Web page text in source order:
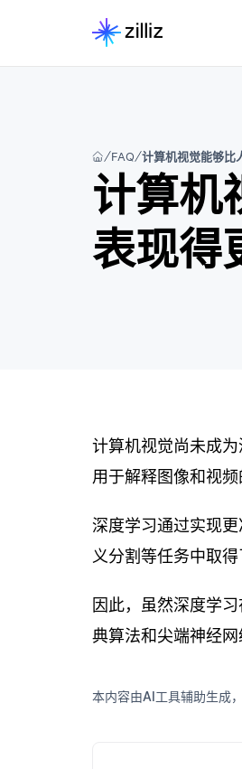
FAQ 计算机视觉能够比
计算机
表现得
计算机视觉尚未成
用于解释图像和视
深度学习通过实现
义分割等任务中取
因此，虽然深度学
典算法和尖端神经网
本内容由AI工具辅助生成